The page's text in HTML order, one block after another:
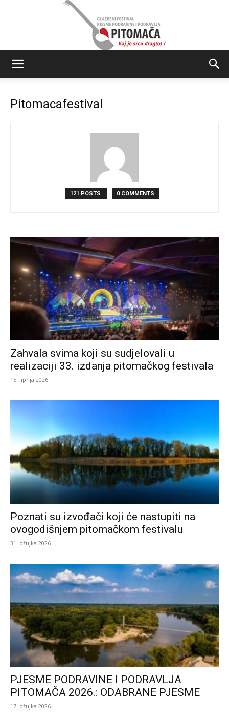
Pjesme
i
Podravlja
Pitomacafestival
121 POSTS 0 COMMENTS
Zahvala svima koji su sudjelovali u
realizaciji 33. izdanja pitomačkog festivala
15. lipnja 2026.
Poznati su izvođači koji će nastupiti na
ovogodišnjem pitomačkom festivalu
31. ožujka 2026.
PJESME PODRAVINE I PODRAVLJA
PITOMAČA 2026.: ODABRANE PJESME
17. ožujka 2026.